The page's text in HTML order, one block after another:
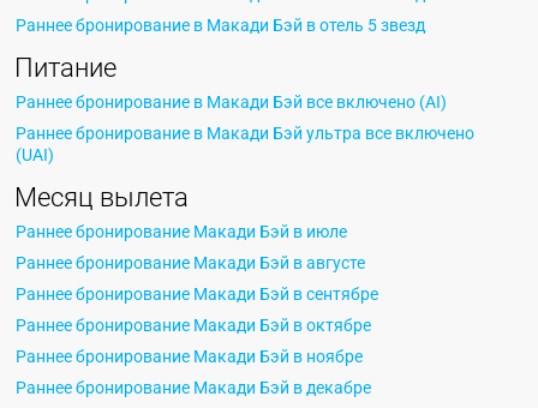
Раннее бронирование в Макади Бэй в отель 5 звезд
Питание
Раннее бронирование в Макади Бэй все включено (AI)
Раннее бронирование в Макади Бэй ультра все включено
(UAI)
Месяц вылета
Раннее бронирование Макади Бэй в июле
Раннее бронирование Макади Бэй в августе
Раннее бронирование Макади Бэй в сентябре
Раннее бронирование Макади Бэй в октябре
Раннее бронирование Макади Бэй в ноябре
Раннее бронирование Макади Бэй в декабре